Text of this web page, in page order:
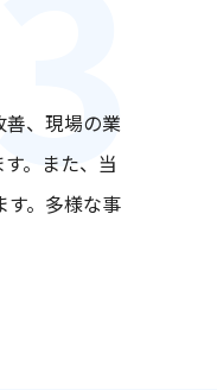
、現場の業
。また、当
す。多様な事